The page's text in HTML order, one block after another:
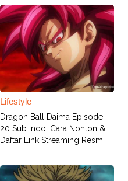
Lifestyle
Dragon Ball Daima Episode
20 Sub Indo, Cara Nonton &
Daftar Link Streaming Resmi